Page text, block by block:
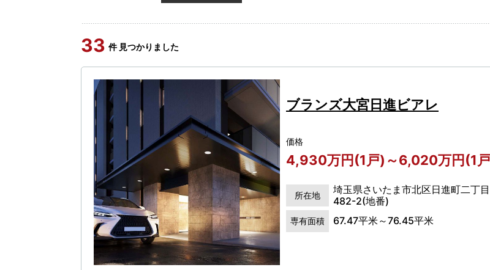
33 件 見つかりました
ブランズ大宮日進ビアレ
価格
4,930万円(1戸)～6,020万円(1
所在地
埼玉県さいたま市北区日進町二丁目
482-2(地番)
専有面積 67.47平米～76.45平米